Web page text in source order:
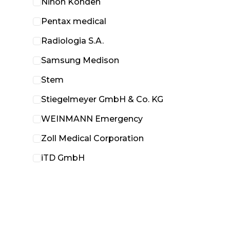
Pentax medical
Radiologia S.A.
Samsung Medison
Stem
Stiegelmeyer GmbH & Co. KG
WEINMANN Emergency
Zoll Medical Corporation
iTD GmbH